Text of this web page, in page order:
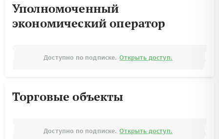
Уполномоченный
экономический оператор
Доступно по подписке. Открыть доступ.
Торговые объекты
Доступно по подписке. Открыть доступ.